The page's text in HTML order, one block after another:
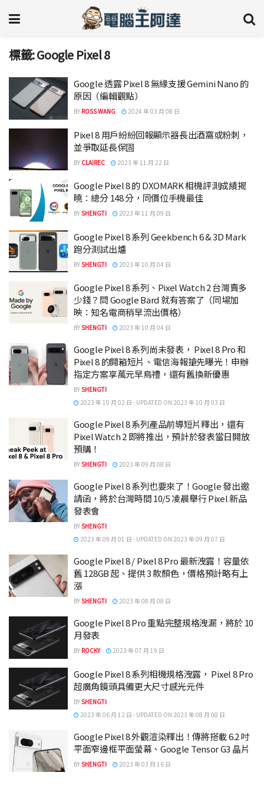
標籤:Google Pixel 8
Google 透露 Pixel 8 無緣支援 Gemini Nano 的
原因（編輯觀點）
BY ROSS WANG 2024 年 03 月 08 日
Pixel 8 用戶紛紛回報顯示器長出酒窩或粉刺，
並爭取延長保固
BY CLAIREC 2023 年 11 月 22 日
Google Pixel 8 的 DXOMARK 相機評測成績揭
曉：總分 148 分，同價位手機最佳
BYSHENGTI 2023 年 11 月 09 日
Google Pixel 8 系列 Geekbench 6 & 3D Mark
跑分測試出爐
BYSHENGTI 2023 年 10 月 04 日
Google Pixel 8 系列、Pixel Watch 2 台灣賣多
少錢？問 Google Bard 就有答案了（同場加
映：知名電商稍早流出價格）
BYSHENGTI 2023 年 10 月 04 日
Google Pixel 8 系列尚未發表， Pixel 8 Pro 和
Pixel 8 的開箱短片、電信海報搶先曝光！申辦
指定方案享萬元早鳥禮，還有舊換新優惠
BYSHENGTI
2023 年 10 月 02 日 - UPDATED ON 2023 年 10 月 03 日
Google Pixel 8 系列產品前導短片釋出，還有
Pixel Watch 2 即將推出，預計於發表當日開放
預購！
BYSHENGTI 2023 年 09 月 08 日
Google Pixel 8 系列也要來了！Google 發出邀
請函，將於台灣時間 10/5 凌晨舉行 Pixel 新品
發表會
BYSHENGTI
2023 年 09 月 01 日 - UPDATED ON 2023 年 09 月 07 日
Google Pixel 8 / Pixel 8 Pro 最新洩露！容量依
舊 128GB 起、提供 3 款顏色，價格預計略有上
漲
BYSHENGTI 2023 年 08 月 08 日
Google Pixel 8 Pro 重點完整規格洩漏，將於 10
月發表
BY ROCKY 2023 年 07 月 19 日
Google Pixel 8 系列相機規格洩露， Pixel 8 Pro
超廣角鏡頭具備更大尺寸感光元件
BYSHENGTI
2023 年 06 月 12 日 - UPDATED ON 2023 年 08 月 08 日
Google Pixel 8 外觀渲染釋出！傳將搭載 6.2 吋
平面窄邊框平面螢幕、Google Tensor G3 晶片
BYSHENGTI 2023 年 03 月 16 日